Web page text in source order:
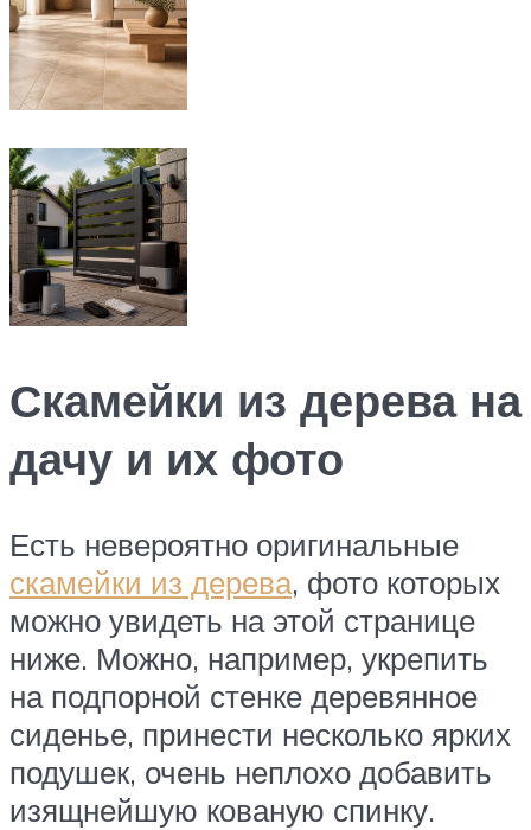
Скамейки из дерева на
дачу и их фото
Есть невероятно оригинальные
скамейки из дерева, фото которых
можно увидеть на этой странице
ниже. Можно, например, укрепить
на подпорной стенке деревянное
сиденье, принести несколько ярких
подушек, очень неплохо добавить
изящнейшую кованую спинку.